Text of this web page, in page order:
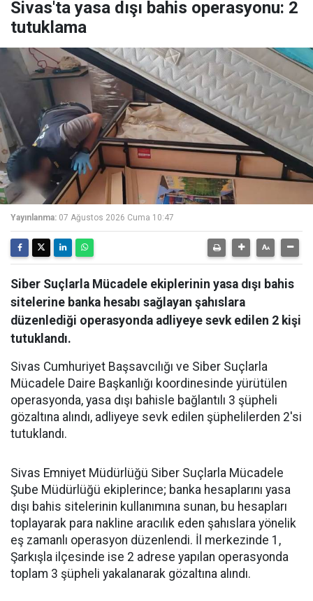
Sivas'ta yasa dışı bahis operasyonu: 2
tutuklama
Yayınlanma: 07 Ağustos 2026 Cuma 10:47
Siber Suçlarla Mücadele ekiplerinin yasa dışı bahis
sitelerine banka hesabı sağlayan şahıslara
düzenlediği operasyonda adliyeye sevk edilen 2 kişi
tutuklandı.
Sivas Cumhuriyet Başsavcılığı ve Siber Suçlarla
Mücadele Daire Başkanlığı koordinesinde yürütülen
operasyonda, yasa dışı bahisle bağlantılı 3 şüpheli
gözaltına alındı, adliyeye sevk edilen şüphelilerden 2'si
tutuklandı.
Sivas Emniyet Müdürlüğü Siber Suçlarla Mücadele
Şube Müdürlüğü ekiplerince; banka hesaplarını yasa
dışı bahis sitelerinin kullanımına sunan, bu hesapları
toplayarak para nakline aracılık eden şahıslara yönelik
eş zamanlı operasyon düzenlendi. İl merkezinde 1,
Şarkışla ilçesinde ise 2 adrese yapılan operasyonda
toplam 3 şüpheli yakalanarak gözaltına alındı.